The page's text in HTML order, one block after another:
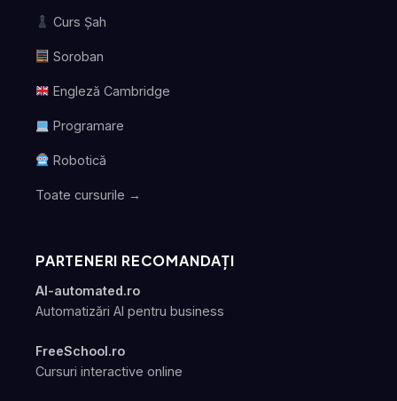
Curs Șah
Soroban
Engleză Cambridge
Programare
Robotică
Toate cursurile →
PARTENERI RECOMANDAȚI
AI-automated.ro
Automatizări AI pentru business
FreeSchool.ro
Cursuri interactive online